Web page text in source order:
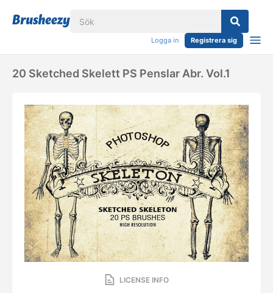
Logga in Registrera sig
20 Sketched Skelett PS Penslar Abr. Vol.1
LICENSE INFO